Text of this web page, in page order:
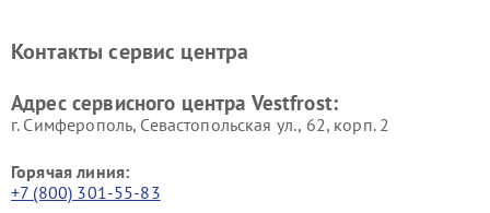
Vestfrost
Контакты сервис центра
Адрес сервисного центра Vestfrost:
г. Симферополь, Севастопольская ул., 62, корп. 2
Горячая линия:
+7 (800) 301-55-83